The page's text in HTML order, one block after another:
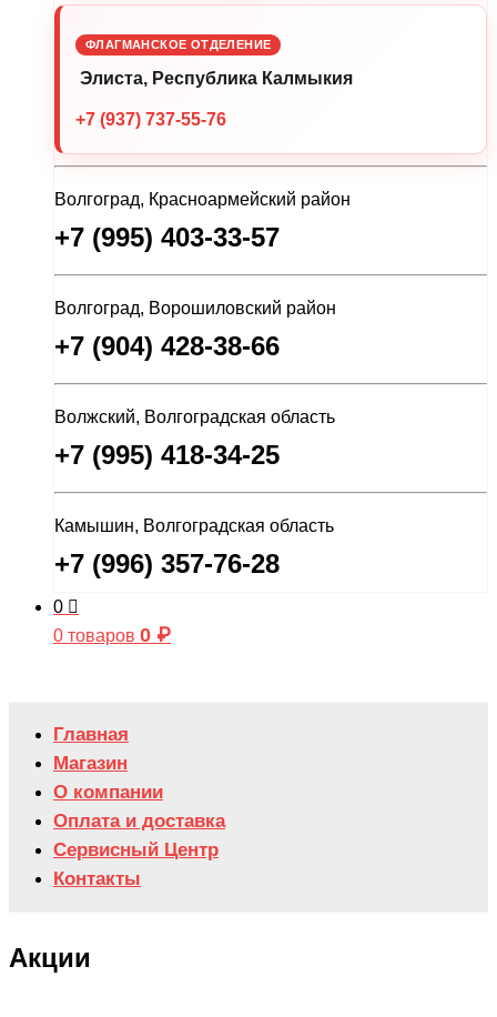
ФЛАГМАНСКОЕ ОТДЕЛЕНИЕ
Элиста, Республика Калмыкия
+7 (937) 737-55-76
Волгоград, Красноармейский район
+7 (995) 403-33-57
Волгоград, Ворошиловский район
+7 (904) 428-38-66
Волжский, Волгоградская область
+7 (995) 418-34-25
Камышин, Волгоградская область
+7 (996) 357-76-28
0
0 товаров 0 ₽
Главная
Магазин
О компании
Оплата и доставка
Сервисный Центр
Контакты
Акции